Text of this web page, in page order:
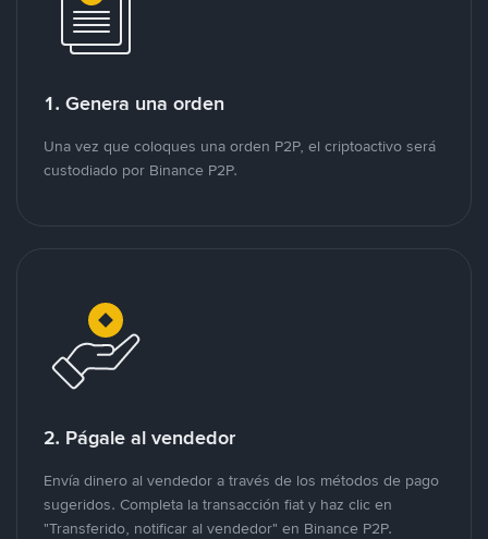
1. Genera una orden
Una vez que coloques una orden P2P, el criptoactivo será
custodiado por Binance P2P.
2. Págale al vendedor
Envía dinero al vendedor a través de los métodos de pago
sugeridos. Completa la transacción fiat y haz clic en
"Transferido, notificar al vendedor" en Binance P2P.